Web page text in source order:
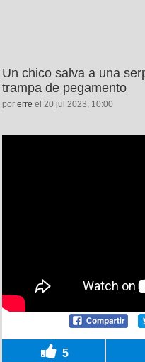
Un chico salva a una
trampa de pegamento
por erre el 20 jul 2023, 10:00
5